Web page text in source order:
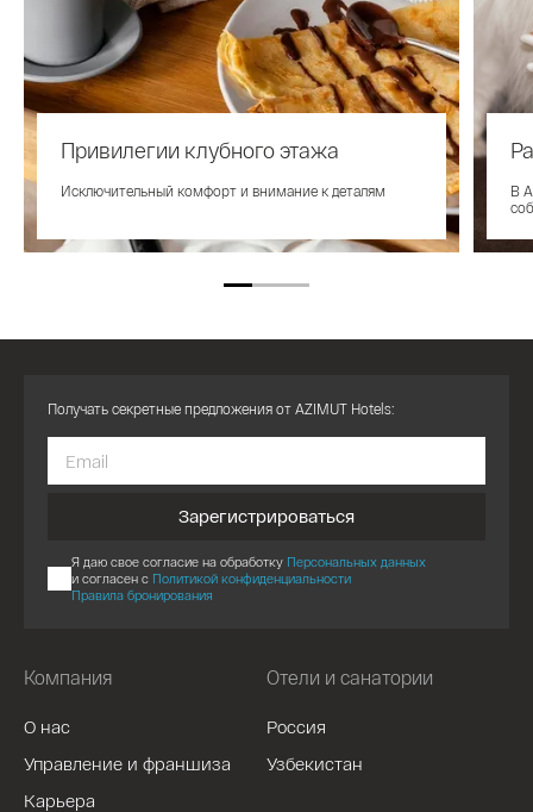
Привилегии клубного этажа
Исключительный комфорт и внимание к деталям
В
Компания
О нас
Управление и франшиза
Карьера
Отели и санатории
Россия
Узбекистан
Получать секретные предложения от AZIMUT Hotels:
Зарегистрироваться
Я даю свое согласие на обработку Персональных данных
и согласен с Политикой конфиденциальности
Правила бронирования